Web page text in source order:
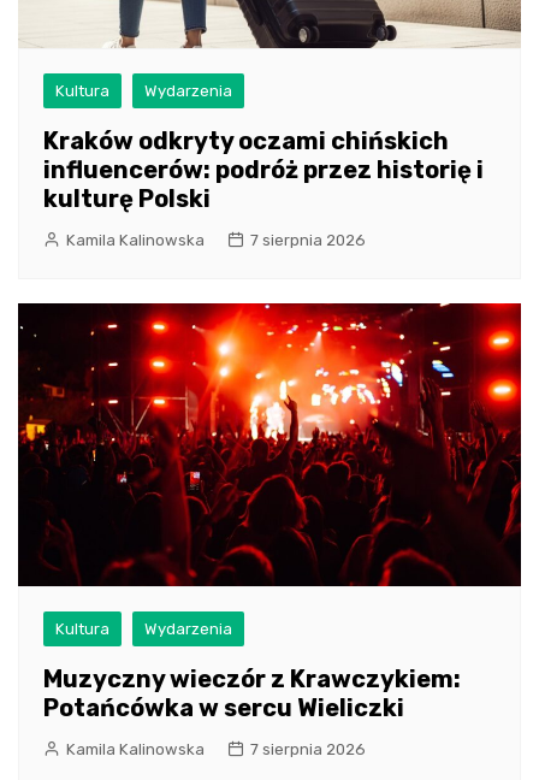
Kultura Wydarzenia
Kraków odkryty oczami chińskich
influencerów: podróż przez historię i
kulturę Polski
Kamila Kalinowska 7 sierpnia 2026
Kultura Wydarzenia
Muzyczny wieczór z Krawczykiem:
Potańcówka w sercu Wieliczki
Kamila Kalinowska 7 sierpnia 2026